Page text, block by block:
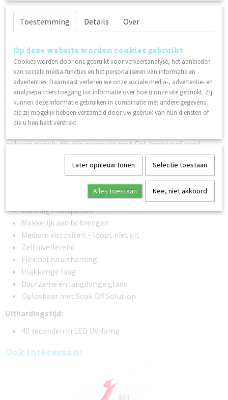
Omschrijving
Glas Gelpolish - Limited Edition!
We hebben een collectie van acht volledig transparante Gel
Polish-kleuren geproduceerd. Kan worden gebruikt voor
extensions met heldere gel/heldere tips om een ​​effect van
gekleurd glas te creëren, ontwerpen zoals Bubble Nails en
"gebroken glaseffect" te verbeteren of op chromen en
glitternagels te worden aangebracht.
ook aan nagels die zijn gemaakt met Gel, Invicta of acryl.
Gemaakt in Zweden
Veganistisch
HEMA & di-HEMA vrij
Volledig transparant
Makkelijk aan te brengen
Medium viscositeit - loopt niet uit
Zelfnivellerend
Flexibel na uitharding
Plakkerige laag
Duurzame en langdurige glans
Oplosbaar met Soak Off Solution
Uithardingstijd:
40 seconden in LED UV-lamp
Ook interessant
Toestemming Details Over
Op deze website worden cookies gebruikt
Cookies worden door ons gebruikt voor verkeersanalyse, het aanbieden
van sociale media-functies en het personaliseren van informatie en
advertenties. Daarnaast verlenen we onze sociale media-, advertentie- en
analysepartners toegang tot informatie over hoe u onze site gebruikt. Zij
kunnen deze informatie gebruiken in combinatie met andere gegevens
die zij mogelijk hebben verzameld door uw gebruik van hun diensten of
die u hen hebt verstrekt.
Later opnieuw tonen Selectie toestaan
Alles toestaan Nee, niet akkoord